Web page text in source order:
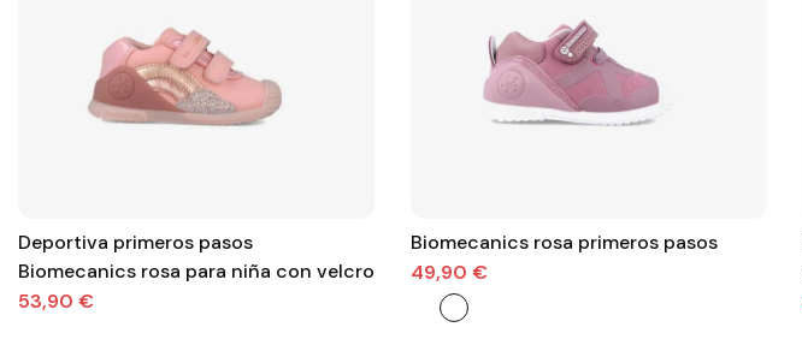
Deportiva primeros pasos
Biomecanics rosa para niña con velcro
53,90 €
Biomecanics rosa primeros pasos
49,90 €